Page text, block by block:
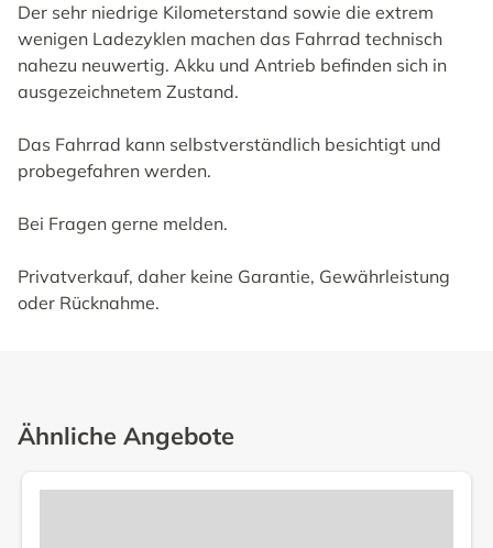
Der sehr niedrige Kilometerstand sowie die extrem
wenigen Ladezyklen machen das Fahrrad technisch
nahezu neuwertig. Akku und Antrieb befinden sich in
ausgezeichnetem Zustand.
Das Fahrrad kann selbstverständlich besichtigt und
probegefahren werden.
Bei Fragen gerne melden.
Privatverkauf, daher keine Garantie, Gewährleistung
oder Rücknahme.
Ähnliche Angebote